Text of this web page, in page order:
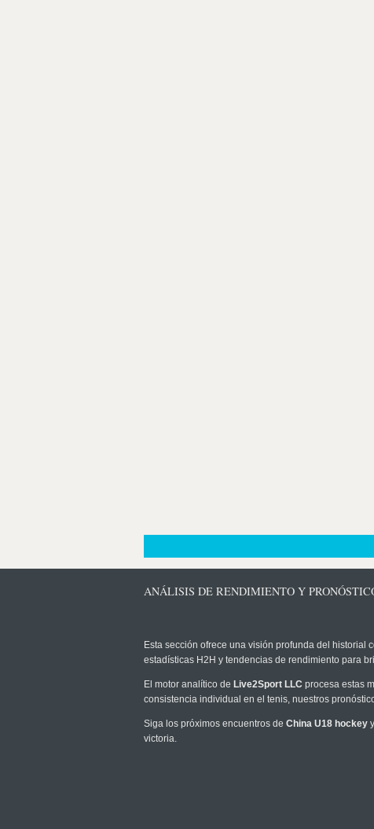
ANÁLISIS DE RENDIMIENTO Y
Esta sección ofrece una visión profunda del historial
estadísticas H2H y tendencias de rendimiento para
El motor analítico de Live2Sport LLC procesa estas
consistencia individual en el tenis, nuestros
Siga los próximos encuentros de China U18 hockey
victoria.